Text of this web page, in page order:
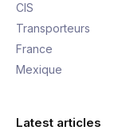
CIS
Transporteurs
France
Mexique
Latest articles